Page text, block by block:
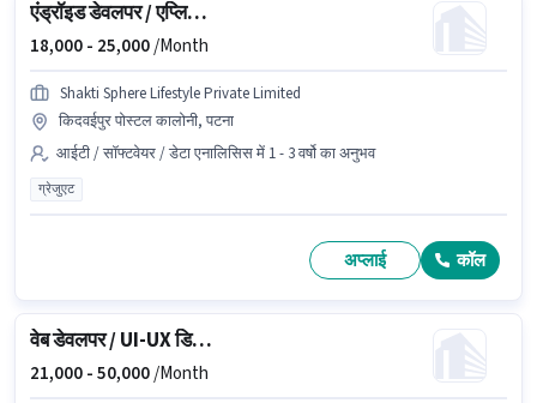
एंड्रॉइड डेवलपर / एप्लिकेशन डेवलपर
18,000 - 25,000/Month
Shakti Sphere Lifestyle Private Limited
किदवईपुर पोस्टल कालोनी, पटना
आईटी / सॉफ्टवेयर / डेटा एनालिसिस में 1 - 3 वर्षो का अनुभव
ग्रेजुएट
अप्लाई कॉल
वेब डेवलपर / UI-UX डिजाइनर
21,000 -50,000/Month